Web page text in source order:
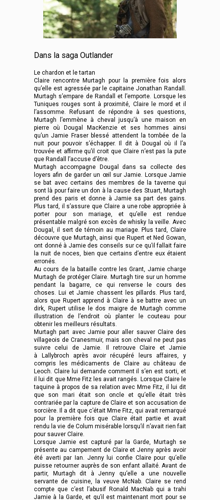
Dans la saga Outlander
Le chardon et le tartan
Claire rencontre Murtagh pour la première fois alors
qu’elle est agressée par le capitaine Jonathan Randall.
Murtagh s’empare de Randall et l’emporte. Lorsque les
Tuniques rouges sont à proximité, Claire le mord et il
l’assomme. Refusant de répondre à ses questions,
Murtagh l’emmène à cheval jusqu’à une maison en
pierre où Dougal MacKenzie et ses hommes ainsi
qu’un Jamie Fraser blessé attendent la tombée de la
nuit pour pouvoir s’échapper. Il dit à Dougal où il l’a
trouvée et affirme qu’il croit que Claire n’est pas la pute
que Randall l’accuse d’être.
Murtagh accompagne Dougal dans sa collecte des
loyers afin de garder un œil sur Jamie. Lorsque Jamie
se bat avec certains des membres de la taverne qui
sont là pour faire un don à la cause des Stuart, Murtagh
prend des paris et donne à Jamie sa part des gains.
Plus tard, il s’assure que Claire a une robe appropriée à
porter pour son mariage, et qu’elle est rendue
présentable malgré son excès de whisky la veille. Avec
Dougal, il sert de témoin au mariage. Plus tard, Claire
découvre que Murtagh, ainsi que Rupert et Ned Gowan,
ont donné à Jamie des conseils sur ce qu’il fallait faire
la nuit de noces, bien que certains d’entre eux étaient
erronés.
Au cours de la bataille contre les Grant, Jamie charge
Murtagh de protéger Claire. Murtagh tire sur un homme
pendant la bagarre, ce qui renverse le cours des
choses. Lui et Jamie chassent les pillards. Plus tard,
alors que Rupert apprend à Claire à se battre avec un
dirk, Rupert utilise le dos maigre de Murtagh comme
illustration de l’endroit où planter le couteau pour
obtenir les meilleurs résultats.
Murtagh part avec Jamie pour aller sauver Claire des
villageois de Cranesmuir, mais son cheval ne peut pas
suivre celui de Jamie. Il retrouve Claire et Jamie
à Lallybroch après avoir récupéré leurs affaires, y
compris les médicaments de Claire au château de
Leoch. Claire lui demande comment il s’en est sorti, et
il lui dit que Mme Fitz les avait rangés. Lorsque Claire le
taquine à propos de sa relation avec Mme Fitz, il lui dit
que son mari était son oncle et qu’elle était très
contrariée par la capture de Claire et son accusation de
sorcière. Il a dit que c’était Mme Fitz, qui avait remarqué
pour la première fois que Claire était partie et avait
rendu la vie de Colum misérable lorsqu’il n’avait rien fait
pour sauver Claire.
Lorsque Jamie est capturé par la Garde, Murtagh se
présente au campement de Claire et Jenny après avoir
été averti par Ian. Jenny lui confie Claire pour qu’elle
puisse retourner auprès de son enfant allaité. Avant de
partir, Murtagh dit à Jenny qu’elle a une nouvelle
servante de cuisine, la veuve McNab. Claire se rend
compte que c’est l’abusif Ronald MacNab qui a trahi
Jamie à la Garde, et qu’il est maintenant mort pour se